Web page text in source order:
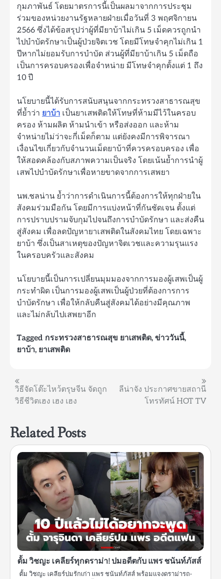
กุมภาพันธ์ โดยมาตรการนี้เป็นผลมาจากการประชุม
ร่วมของหน่วยงานรัฐหลายฝ่ายเมื่อวันที่ 3 พฤศจิกายน
2566 ซึ่งได้ข้อสรุปว่าผู้ที่มียาบ้าไม่เกิน 5 เม็ดควรถูกนำ
ไปบำบัดรักษาเป็นผู้ป่วยจิตเวช โดยมีโทษจำคุกไม่เกิน 1
ปีหากไม่ยอมรับการบำบัด ส่วนผู้ที่มียาบ้าเกิน 5 เม็ดถือ
เป็นการครอบครองเพื่อจำหน่าย มีโทษจำคุกตั้งแต่ 1 ถึง
10 ปี
นโยบายนี้ได้รับการสนับสนุนจากกระทรวงสาธารณสุข
ที่ย้ำว่า ยาบ้า เป็นยาเสพติดให้โทษที่ห้ามมีไว้ในครอบ
ครอง ห้ามผลิต ห้ามนำเข้า หรือส่งออก และห้าม
จำหน่ายไม่ว่าจะกี่เม็ดก็ตาม แต่ยังคงมีการพิจารณา
เงื่อนไขเกี่ยวกับจำนวนเม็ดยาบ้าที่ควรครอบครอง เพื่อ
ให้สอดคล้องกับสภาพความเป็นจริง โดยเน้นย้ำการนำผู้
เสพไปบำบัดรักษาเพื่อหายขาดจากการเสพยา
นพ.ชลน่าน ย้ำว่าการดำเนินการนี้ต้องการให้ทุกฝ่ายใน
สังคมร่วมมือกัน โดยมีการแบ่งหน้าที่กันชัดเจน ตั้งแต่
การปราบปรามจับกุมไปจนถึงการบำบัดรักษา และส่งคืน
สู่สังคม เพื่อลดปัญหายาเสพติดในสังคมไทย โดยเฉพาะ
ยาบ้า ซึ่งเป็นสาเหตุของปัญหาจิตเวชและความรุนแรง
ในครอบครัวและสังคม
นโยบายนี้เป็นการเปลี่ยนมุมมองจากการมองผู้เสพเป็นผู้
กระทำผิด เป็นการมองผู้เสพเป็นผู้ป่วยที่ต้องการการ
บำบัดรักษา เพื่อให้กลับคืนสู่สังคมได้อย่างมีคุณภาพ
และไม่กลับไปเสพยาอีก
Tagged กระทรวงสาธารณสุข ยาเสพติด, ข่าววันนี้,
ยาบ้า, ยาเสพติด
แนะแนว
วิธีจัดโต๊ะไหว้ตรุษจีน จัดถูก
วิธีชีวิตเฮง เฮง เฮง
ลีน่าจัง ประกาศขายสถานี
โทรทัศน์ HOT TV
Related Posts
ตั้ม วิชญะ เคลียร์ทุกดราม่า! ปมอดีตกับ แพร ชนันท์ภัสส์
ตั้ม วิชญะ เคลียร์ปมรักเก่า แพร ชนันท์ภัสส์ พร้อมแจงดราม่ารถ-